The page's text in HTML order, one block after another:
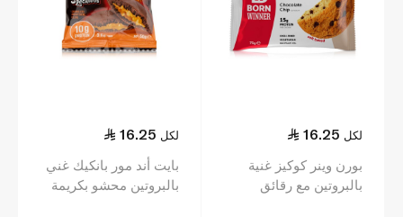
16.25 لكل
بورن وينر كوكيز غنية
بالبروتين مع رقائق
16.25 لكل
بايت أند مور بانكيك غني
بالبروتين محشو بكريمة